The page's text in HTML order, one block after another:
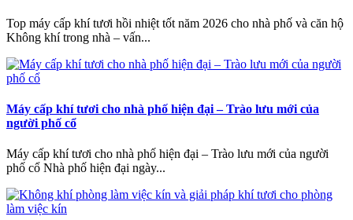
Top máy cấp khí tươi hồi nhiệt tốt năm 2026 cho nhà phố và căn hộ
Không khí trong nhà – vấn...
Máy cấp khí tươi cho nhà phố hiện đại – Trào lưu mới của
người phố cổ
Máy cấp khí tươi cho nhà phố hiện đại – Trào lưu mới của người
phố cổ Nhà phố hiện đại ngày...